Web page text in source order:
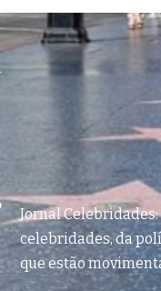
Jornal
celebridades, da
que estão